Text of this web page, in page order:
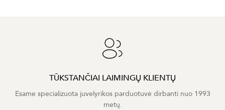
TŪKSTANČIAI LAIMINGŲ KLIENTŲ
Esame specializuota juvelyrikos parduotuvė dirbanti nuo 1993
metų.